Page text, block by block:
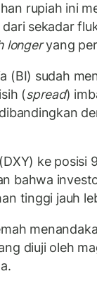
rupiah ini
sekadar
longeryang
(BI) sudah
(spread)
ke posisi
bahwa
tinggi jauh
diuji oleh